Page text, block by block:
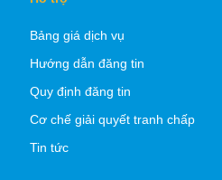
Bảng giá dịch vụ
Hướng dẫn đăng tin
Quy định đăng tin
Cơ chế giải quyết tranh chấp
Tin tức